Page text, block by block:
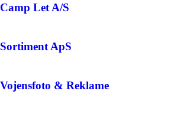
Camp Let A/S
Sortiment ApS
Vojensfoto & Reklame